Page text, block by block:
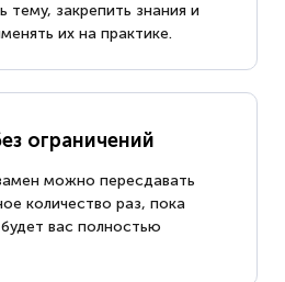
тему, закрепить знания и
их на практике.
ограничений
можно пересдавать
количество раз, пока
вас полностью